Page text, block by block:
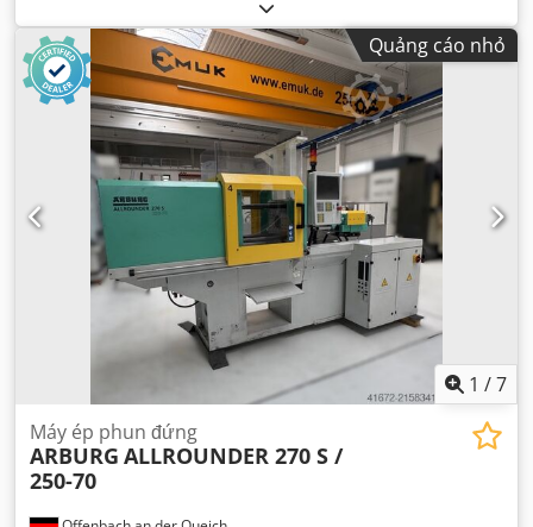
Quảng cáo nhỏ
1 /7
Máy ép phun đứng
ARBURG ALLROUNDER 270 S /
250-70